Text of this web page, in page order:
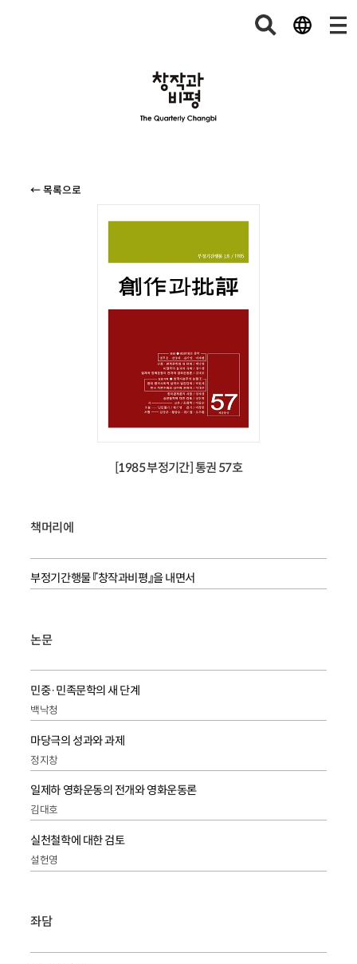
← 목록으로
[1985 부정기간] 통권 57호
책머리에
부정기간행물 『창작과비평』을 내면서
논문
민중·민족문학의 새 단계
백낙청
마당극의 성과와 과제
정지창
일제하 영화운동의 전개와 영화운동론
김대호
실천철학에 대한 검토
설헌영
좌담